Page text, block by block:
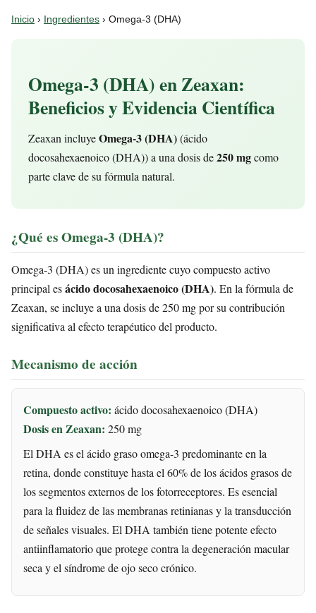
Inicio › Ingredientes › Omega-3 (DHA)
Omega-3 (DHA) en Zeaxan:
Beneficios y Evidencia Científica
Zeaxan incluyeOmega-3 (DHA)(ácido
docosahexaenoico (DHA)) a una dosis de250 mgcomo
parte clave de su fórmula natural.
¿Qué es Omega-3 (DHA)?
Omega-3 (DHA) es un ingrediente cuyo compuesto activo
principal esácido docosahexaenoico (DHA). En la fórmula de
Zeaxan, se incluye a una dosis de 250 mg por su contribución
significativa al efecto terapéutico del producto.
Mecanismo de acción
Compuesto activo: ácido docosahexaenoico (DHA)
Dosis en Zeaxan: 250 mg
El DHA es el ácido graso omega-3 predominante en la
retina, donde constituye hasta el 60% de los ácidos grasos de
los segmentos externos de los fotorreceptores. Es esencial
para la fluidez de las membranas retinianas y la transducción
de señales visuales. El DHA también tiene potente efecto
antiinflamatorio que protege contra la degeneración macular
seca y el síndrome de ojo seco crónico.